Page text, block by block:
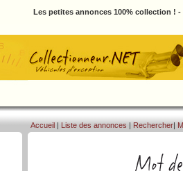
Les petites annonces 100% collection !
Accueil | Liste des annonces | Rechercher|